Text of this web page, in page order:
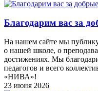
Благодарим вас за
На нашем сайте мы
о нашей школе, о
достижениях. Мы
педагогов и всего
«НИВА»!
23 июня 2026